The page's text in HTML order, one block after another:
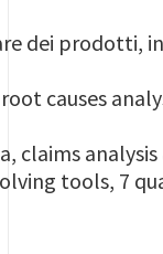
dei prodotti,
causes
claims
tools, 7